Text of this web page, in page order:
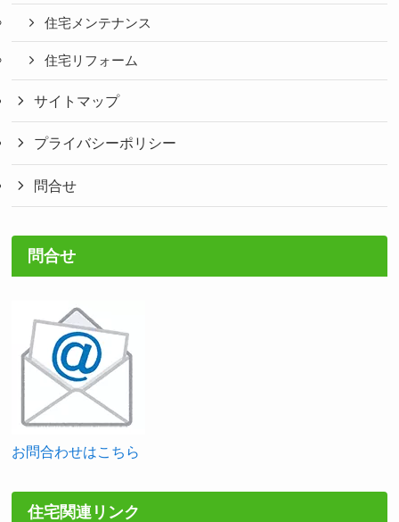
住宅メンテナンス
住宅リフォーム
サイトマップ
プライバシーポリシー
問合せ
問合せ
お問合わせはこちら
住宅関連リンク